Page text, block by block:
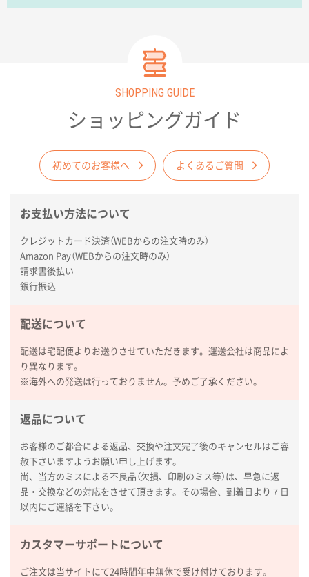
以前の注文も含め価格と品質
ワンポイントポリ袋 A4サイズ1000枚
2025年12月24日 13:22
安い
東京都M社様
枚
価格と納期が希望に合ったから
神奈川県S社様
2025年12月16日 10:39
短納期対応が素晴らしい
富山県O社様
2025年12月09日 14:04
埼玉県G社様
ラミネート紙袋 規格L4サイズ(B4対応)1000枚
2025年12月04日 17:34
値段が安かった。
兵庫県のお客様
SHOPPING GUIDE
ショッピングガイド
初めてのお客様へ よくあるご質問
お支払い方法について
クレジットカード決済（WEBからの注文時のみ）
Amazon Pay（WEBからの注文時のみ）
請求書後払い
銀行振込
配送について
配送は宅配便よりお送りさせていただきます。運送会社は商品によ
り異なります。
※海外への発送は行っておりません。予めご了承ください。
返品について
お客様のご都合による返品、交換や注文完了後のキャンセルはご容
赦下さいますようお願い申し上げます。
尚、当方のミスによる不良品（欠損、印刷のミス等）は、早急に返
品・交換などの対応をさせて頂きます。その場合、到着日より７日
以内にご連絡を下さい。
カスタマーサポートについて
ご注文は当サイトにて24時間年中無休で受け付けております。